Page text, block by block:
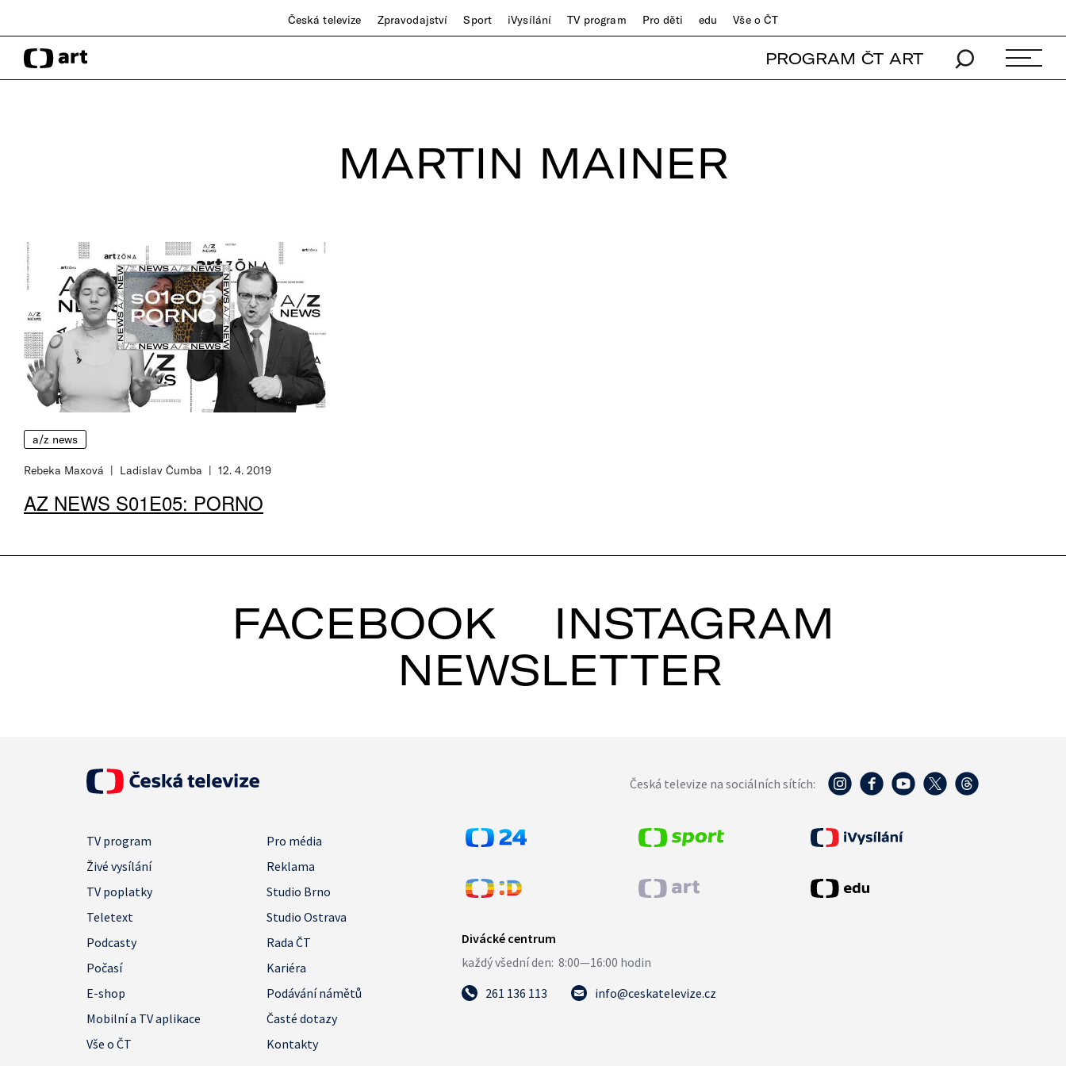
Česká televize Zpravodajství Sport iVysílání TV program Pro děti edu Vše o ČT
PROGRAM ČT ART
MARTIN MAINER
a/z news
Rebeka Maxová Ladislav Čumba 12. 4. 2019
AZ NEWS S01E05: PORNO
FACEBOOK
INSTAGRAM
NEWSLETTER
Česká televize na sociálních sítích:
TV program
Pro média
Živé vysílání
Reklama
TV poplatky
Studio Brno
Teletext
Studio Ostrava
Podcasty
Rada ČT
Počasí
Kariéra
E-shop
Podávání námětů
Mobilní a TV aplikace
Časté dotazy
Vše o ČT
Kontakty
261 136 113 info@ceskatelevize.cz